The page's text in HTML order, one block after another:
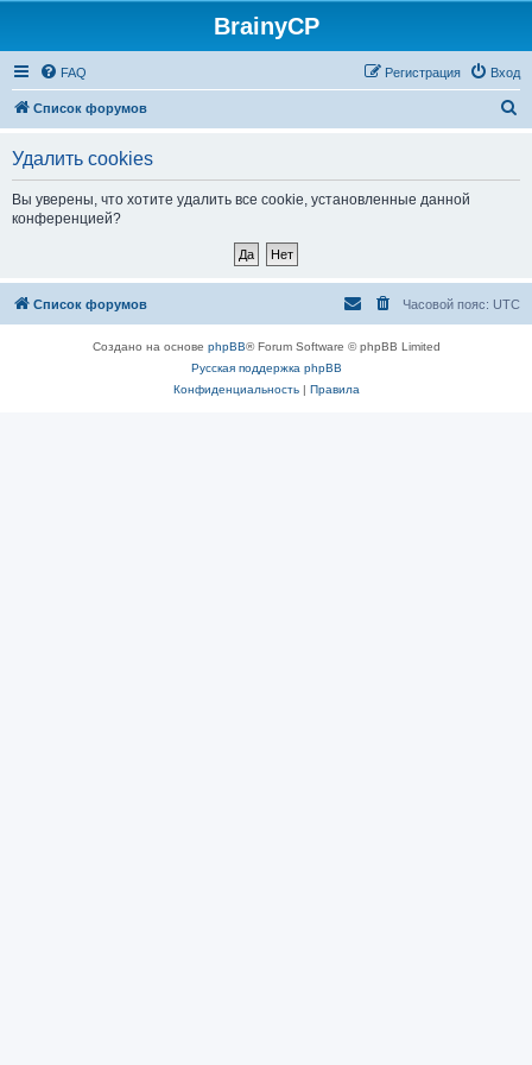
BrainyCP
FAQ Вход
Регистрация
Список форумов
Удалить cookies
Вы уверены, что хотите удалить все cookie, установленные данной
конференцией?
Список форумов Часовой пояс: UTC
Создано на основе phpBB® Forum Software © phpBB Limited
Русская поддержка phpBB
Конфиденциальность| Правила